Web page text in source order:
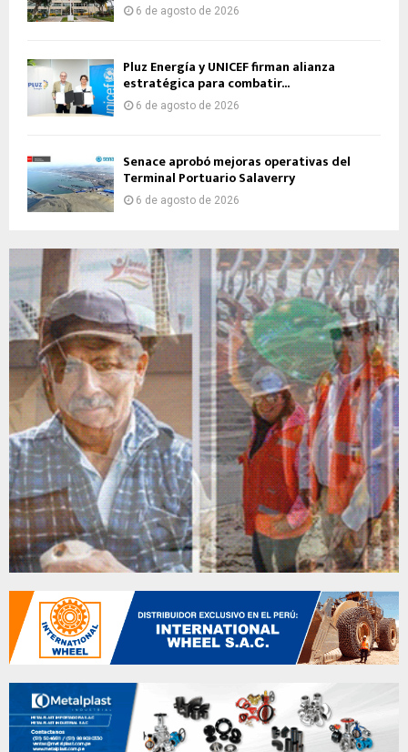
6 de agosto de 2026
Pluz Energía y UNICEF firman alianza
estratégica para combatir...
6 de agosto de 2026
Senace aprobó mejoras operativas del
Terminal Portuario Salaverry
6 de agosto de 2026